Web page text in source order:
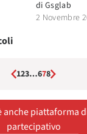
di Gsglab
2 Novembre
123…678
anche piattaforma
partecipativo